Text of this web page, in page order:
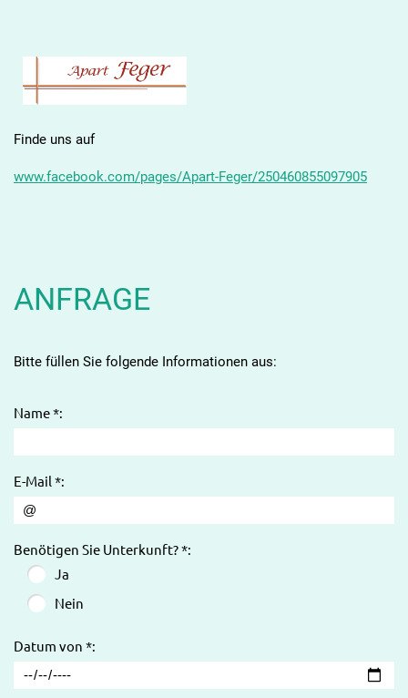
Finde uns auf
www.facebook.com/pages/Apart-Feger/250460855097905
ANFRAGE
Bitte füllen Sie folgende Informationen aus:
Name *:
E-Mail *:
Benötigen Sie Unterkunft? *:
Ja
Nein
Datum von *: